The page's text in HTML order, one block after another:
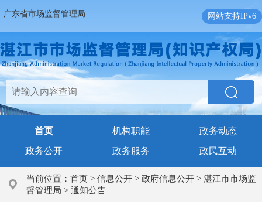
广东省市场监督管理局 网站支持IPv6
首页 机构职能
政务动态
政务公开
政务服务 政民互动
当前位置： 首页 > 信息公开 > 政府信息公开 > 湛江市市场监
督管理局 > 通知公告